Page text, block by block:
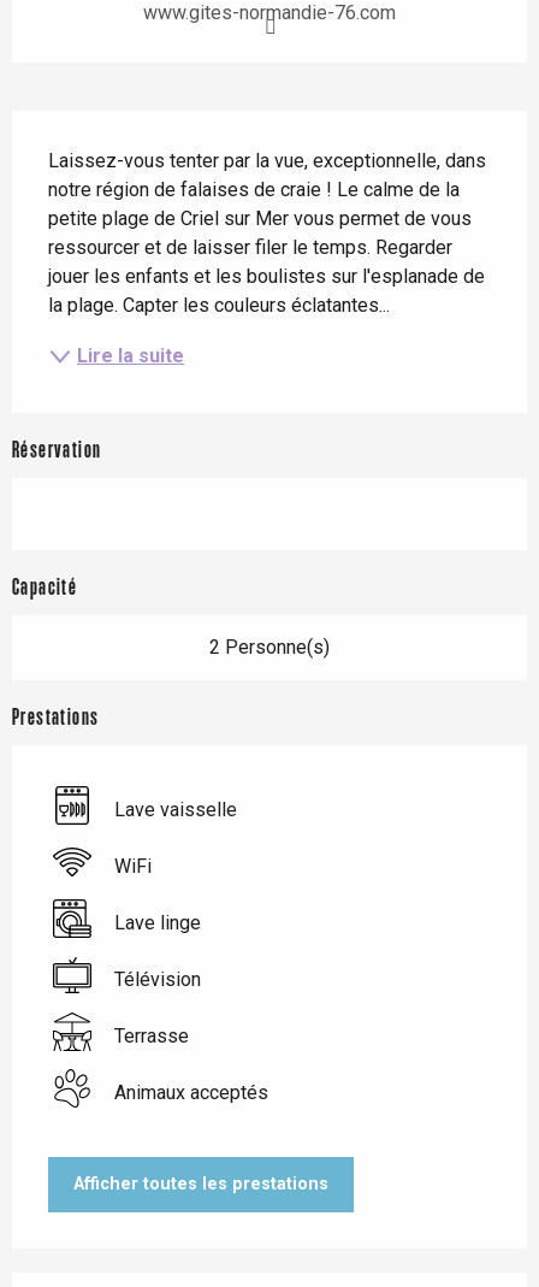
www.gites-normandie-76.com
Laissez-vous tenter par la vue, exceptionnelle, dans
notre région de falaises de craie ! Le calme de la
petite plage de Criel sur Mer vous permet de vous
ressourcer et de laisser filer le temps. Regarder
jouer les enfants et les boulistes sur l'esplanade de
la plage. Capter les couleurs éclatantes...
Lire la suite
Réservation
Capacité
2 Personne(s)
Prestations
Lave vaisselle
WiFi
Lave linge
Télévision
Terrasse
Animaux acceptés
Afficher toutes les prestations